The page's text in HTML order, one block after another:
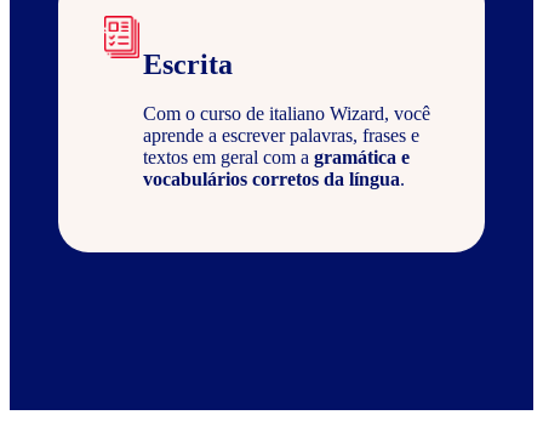
Escrita
Com o curso de italiano Wizard, você
aprende a escrever palavras, frases e
textos em geral com a gramática e
vocabulários corretos da língua.